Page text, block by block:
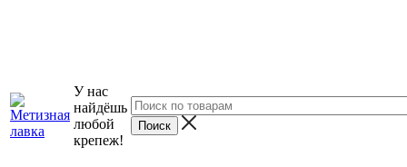
У нас
найдёшь
любой
крепеж!